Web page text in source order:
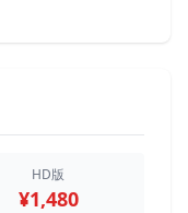
HD版
¥1,480